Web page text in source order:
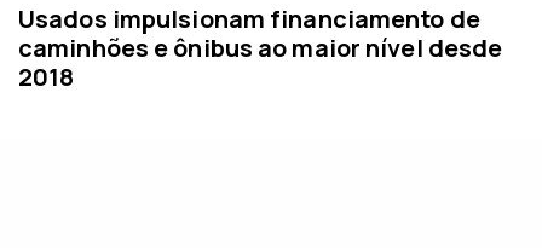
Usados impulsionam financiamento de
caminhões e ônibus ao maior nível desde
2018